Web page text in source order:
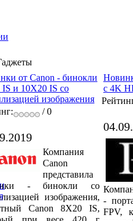
от Canon - бинокли
и 10X20 IS со
изображения
/ 0
Компания
Canon
представила
- бинокли со
изображения,
Canon 8X20 IS,
с 4K
-
FPV,